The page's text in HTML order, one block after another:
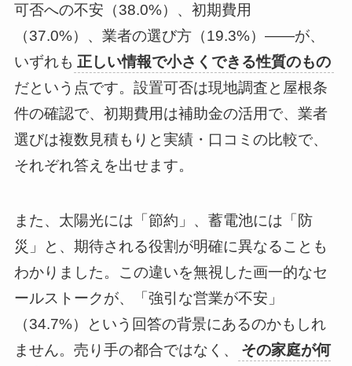
可否への不安（38.0%）、初期費用
（37.0%）、業者の選び方（19.3%）——が、
いずれも 正しい情報で小さくできる性質のもの
だという点です。設置可否は現地調査と屋根条
件の確認で、初期費用は補助金の活用で、業者
選びは複数見積もりと実績・口コミの比較で、
それぞれ答えを出せます。
また、太陽光には「節約」、蓄電池には「防
災」と、期待される役割が明確に異なることも
わかりました。この違いを無視した画一的なセ
ールストークが、「強引な営業が不安」
（34.7%）という回答の背景にあるのかもしれ
ません。売り手の都合ではなく、
その家庭が何